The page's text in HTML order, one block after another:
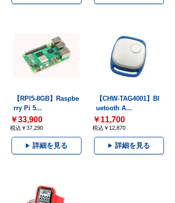
【RPI5-8GB】Raspbe
rry Pi 5...
￥33,900
税込￥37,290
詳細を見る
【CHW-TAG4001】Bl
uetooth A...
￥11,700
税込￥12,870
詳細を見る